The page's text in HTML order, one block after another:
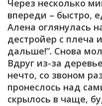
Через несколько
впереди – быстро,
Алена оглянулась
дестройер с плеча
дальше!”. Снова
Вдруг из-за
нечто, со звоном
пронеслось над
скрылось в чаще,